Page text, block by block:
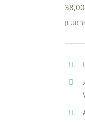
38,00
(EUR